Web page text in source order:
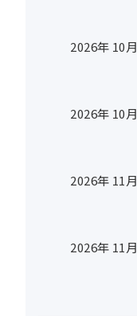
2026年 10月
2026年 10月
2026年 11月
2026年 11月